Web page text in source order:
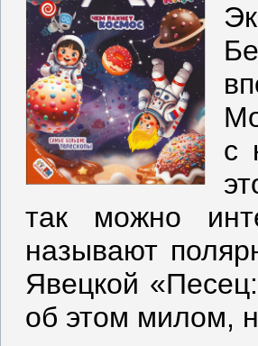
с
так можно
называют
Явецкой
об этом милом,